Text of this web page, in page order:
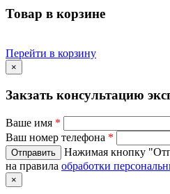
Товар в корзине
Перейти в корзину
×
Закзать консультацию
Ваше имя *
Ваш номер телефона *
Нажимая кнопку
на правила обработки
×